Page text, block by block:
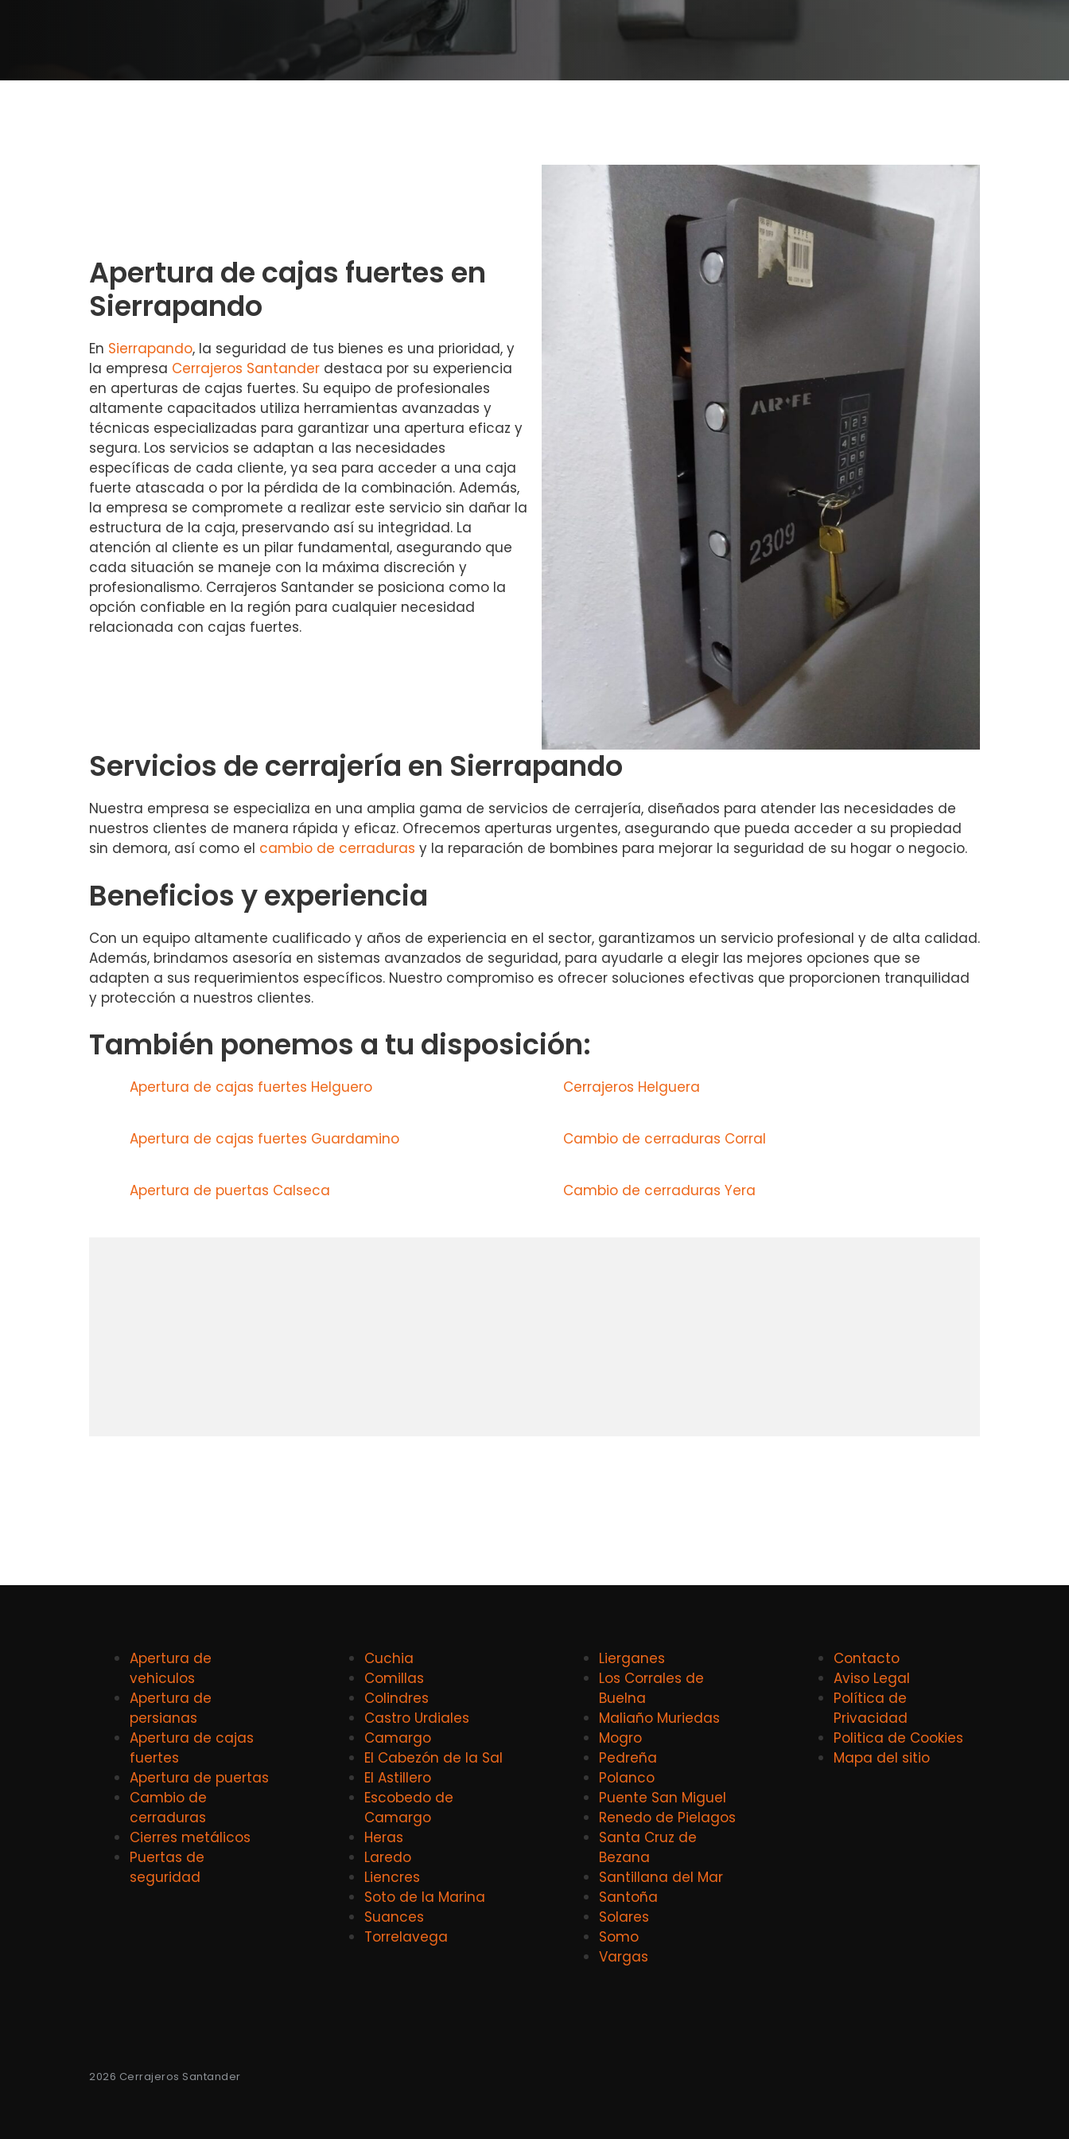
Apertura de cajas fuertes en
Sierrapando
En Sierrapando, la seguridad de tus bienes es una prioridad, y
la empresa Cerrajeros Santander destaca por su experiencia
en aperturas de cajas fuertes. Su equipo de profesionales
altamente capacitados utiliza herramientas avanzadas y
técnicas especializadas para garantizar una apertura eficaz y
segura. Los servicios se adaptan a las necesidades
específicas de cada cliente, ya sea para acceder a una caja
fuerte atascada o por la pérdida de la combinación. Además,
la empresa se compromete a realizar este servicio sin dañar la
estructura de la caja, preservando así su integridad. La
atención al cliente es un pilar fundamental, asegurando que
cada situación se maneje con la máxima discreción y
profesionalismo. Cerrajeros Santander se posiciona como la
opción confiable en la región para cualquier necesidad
relacionada con cajas fuertes.
Servicios de cerrajería en Sierrapando
Nuestra empresa se especializa en una amplia gama de servicios de cerrajería, diseñados para atender las necesidades de
nuestros clientes de manera rápida y eficaz. Ofrecemos aperturas urgentes, asegurando que pueda acceder a su propiedad
sin demora, así como el cambio de cerraduras y la reparación de bombines para mejorar la seguridad de su hogar o negocio.
Beneficios y experiencia
Con un equipo altamente cualificado y años de experiencia en el sector, garantizamos un servicio profesional y de alta calidad.
Además, brindamos asesoría en sistemas avanzados de seguridad, para ayudarle a elegir las mejores opciones que se
adapten a sus requerimientos específicos. Nuestro compromiso es ofrecer soluciones efectivas que proporcionen tranquilidad
y protección a nuestros clientes.
También ponemos a tu disposición:
Apertura de cajas fuertes Helguero Cerrajeros Helguera
Apertura de cajas fuertes Guardamino Cambio de cerraduras Corral
Apertura de puertas Calseca Cambio de cerraduras Yera
Apertura de
vehiculos
Apertura de
persianas
Apertura de cajas
fuertes
Apertura de puertas
Cambio de
cerraduras
Cierres metálicos
Puertas de
seguridad
Cuchia
Comillas
Colindres
Castro Urdiales
Camargo
El Cabezón de la Sal
El Astillero
Escobedo de
Camargo
Heras
Laredo
Liencres
Soto de la Marina
Suances
Torrelavega
Lierganes
Los Corrales de
Buelna
Maliaño Muriedas
Mogro
Pedreña
Polanco
Puente San Miguel
Renedo de Pielagos
Santa Cruz de
Bezana
Santillana del Mar
Santoña
Solares
Somo
Vargas
Contacto
Aviso Legal
Política de
Privacidad
Politica de Cookies
Mapa del sitio
2026 Cerrajeros Santander